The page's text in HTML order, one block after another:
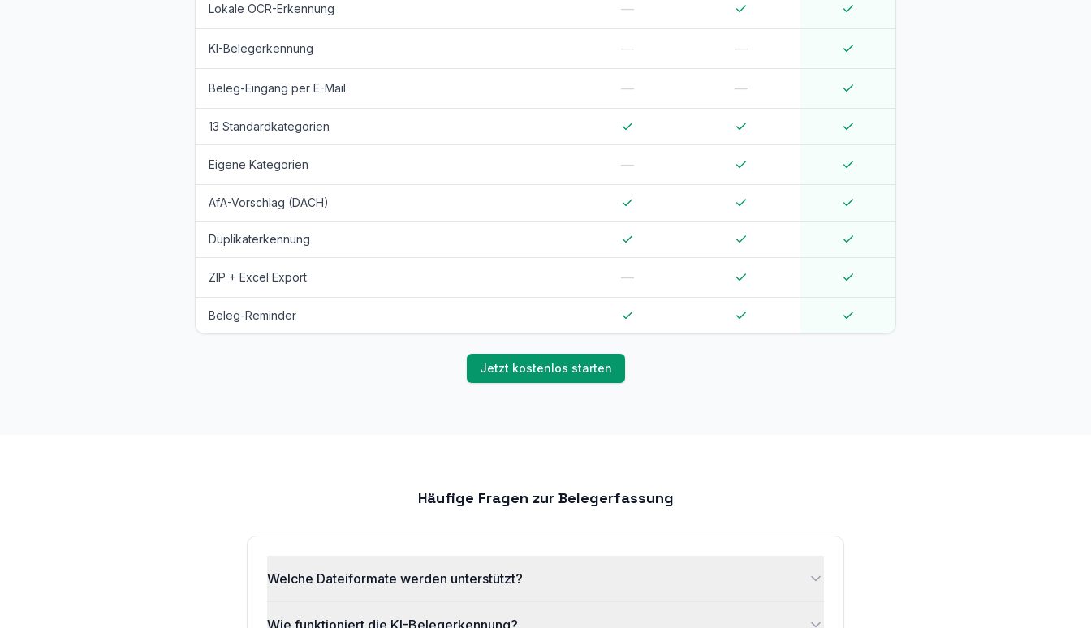
Lokale OCR-Erkennung —
KI-Belegerkennung — —
Beleg-Eingang per E-Mail — —
13 Standardkategorien
Eigene Kategorien —
AfA-Vorschlag (DACH)
Duplikaterkennung
ZIP + Excel Export —
Beleg-Reminder
Jetzt kostenlos starten
Häufige Fragen zur Belegerfassung
Welche Dateiformate werden unterstützt?
Wie funktioniert die KI-Belegerkennung?